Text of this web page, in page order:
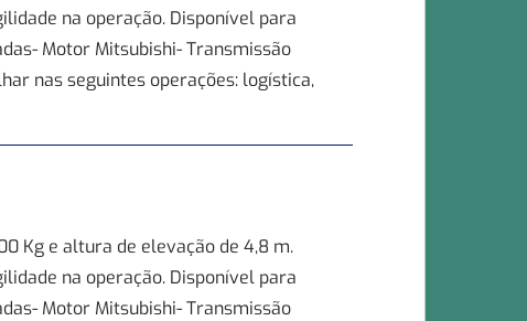
na operação. Disponível para
Motor Mitsubishi- Transmissão
nas seguintes operações: logística,
Kg e altura de elevação de 4,8 m.
na operação. Disponível para
Motor Mitsubishi- Transmissão